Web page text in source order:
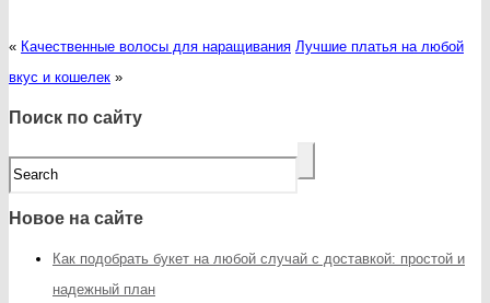
« Качественные волосы для наращивания Лучшие платья на любой
вкус и кошелек »
Поиск по сайту
Новое на сайте
Как подобрать букет на любой случай с доставкой: простой и
надежный план